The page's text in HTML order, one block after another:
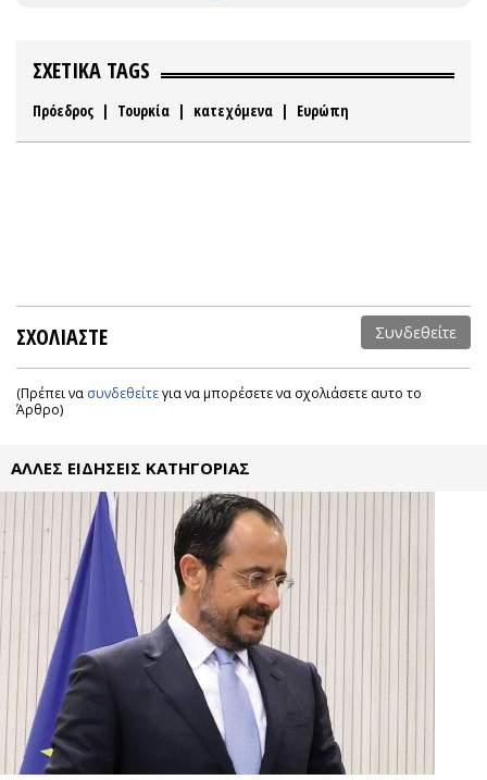
ΣΧΕΤΙΚΑ TAGS
Πρόεδρος | Τουρκία | κατεχόμενα | Ευρώπη
ΣΧΟΛΙΑΣΤΕ Συνδεθείτε
(Πρέπει να συνδεθείτεγια να μπορέσετε να σχολιάσετε αυτο το
Άρθρο)
ΑΛΛΕΣ ΕΙΔΗΣΕΙΣ ΚΑΤΗΓΟΡΙΑΣ